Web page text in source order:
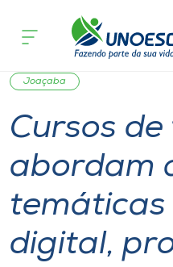
Cursos
Onde estamos
Pesquisa
Atendimento ao
Portal de Ensino
acontece
youtubers
Joaçaba
Cursos
abordam
digital,